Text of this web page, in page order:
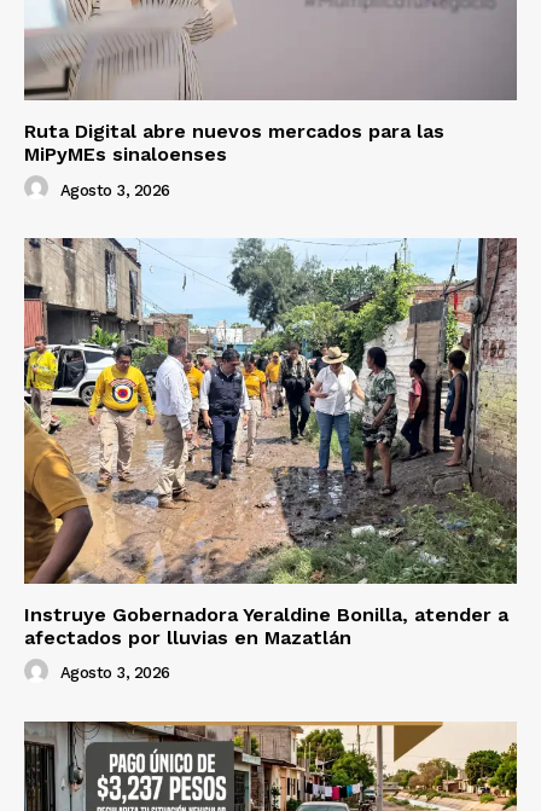
Ruta Digital abre nuevos mercados para las
MiPyMEs sinaloenses
Agosto 3, 2026
Instruye Gobernadora Yeraldine Bonilla, atender a
afectados por lluvias en Mazatlán
Agosto 3, 2026